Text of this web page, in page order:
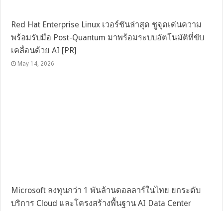
Red Hat Enterprise Linux เวอร์ชันล่าสุด ชูจุดเด่นความ
พร้อมรับมือ Post-Quantum มาพร้อมระบบอัตโนมัติที่ขับ
เคลื่อนด้วย AI [PR]
May 14, 2026
Microsoft ลงทุนกว่า 1 พันล้านดอลลาร์ในไทย ยกระดับ
บริการ Cloud และโครงสร้างพื้นฐาน AI Data Center